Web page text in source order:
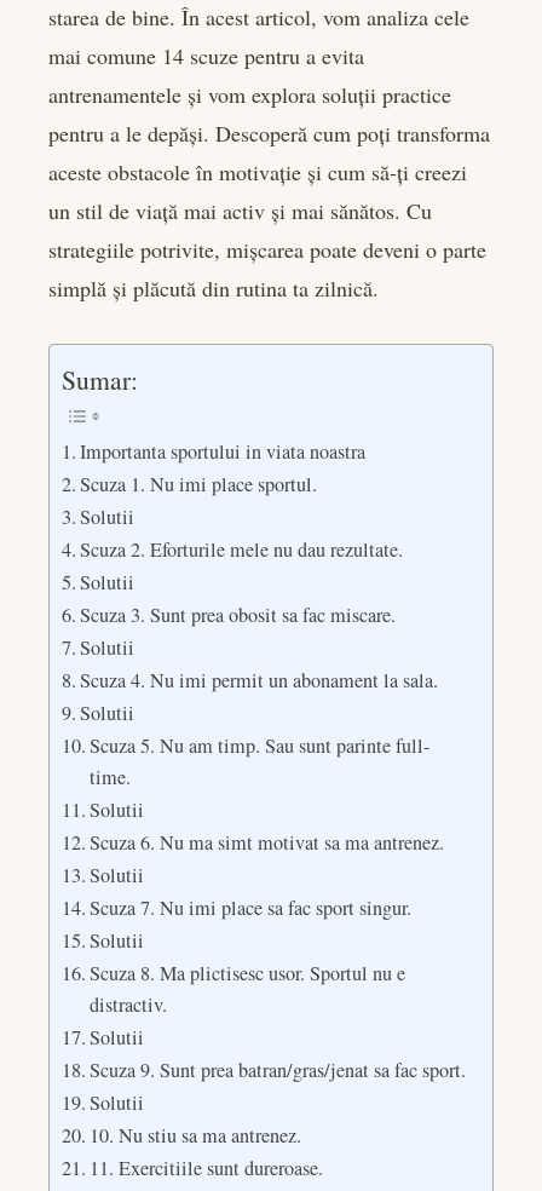
starea de bine. În acest articol, vom analiza cele
mai comune 14 scuze pentru a evita
antrenamentele și vom explora soluții practice
pentru a le depăși. Descoperă cum poți transforma
aceste obstacole în motivație și cum să-ți creezi
un stil de viață mai activ și mai sănătos. Cu
strategiile potrivite, mișcarea poate deveni o parte
simplă și plăcută din rutina ta zilnică.
Sumar:
Importanta sportului in viata noastra
Scuza 1. Nu imi place sportul.
Solutii
Scuza 2. Eforturile mele nu dau rezultate.
Solutii
Scuza 3. Sunt prea obosit sa fac miscare.
Solutii
Scuza 4. Nu imi permit un abonament la sala.
Solutii
Scuza 5. Nu am timp. Sau sunt parinte full-
time.
Solutii
Scuza 6. Nu ma simt motivat sa ma antrenez.
Solutii
Scuza 7. Nu imi place sa fac sport singur.
Solutii
Scuza 8. Ma plictisesc usor. Sportul nu e
distractiv.
Solutii
Scuza 9. Sunt prea batran/gras/jenat sa fac sport.
Solutii
10. Nu stiu sa ma antrenez.
11. Exercitiile sunt dureroase.